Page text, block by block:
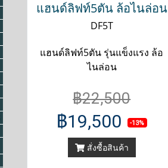
แฮนด์ลิฟท์5ตัน ล้อไนล่อน
DF5T
แฮนด์ลิฟท์5ตัน รุ่นแข็งแรง ล้อ
ไนล่อน
฿22,500
฿19,500 -13%
สั่งซื้อสินค้า